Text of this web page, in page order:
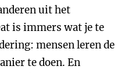
uit het
is immers wat je te
mensen leren de
te doen. En